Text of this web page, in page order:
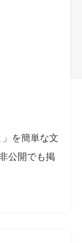
を簡単な文
公開でも掲